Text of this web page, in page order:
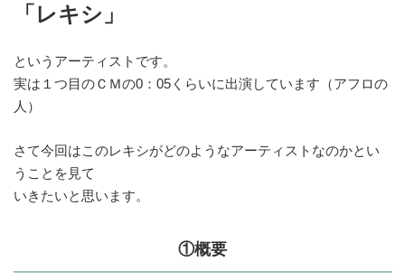
「レキシ」
というアーティストです。
実は１つ目のＣＭの0：05くらいに出演しています（アフロの
人）
さて今回はこのレキシがどのようなアーティストなのかとい
うことを見て
いきたいと思います。
①概要